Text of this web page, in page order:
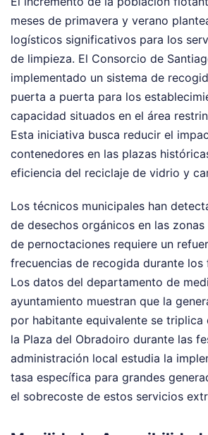
meses de primavera y verano
logísticos significativos para los
de limpieza. El Consorcio de
implementado un sistema de
puerta a puerta para los
capacidad situados en el área
Esta iniciativa busca reducir el
contenedores en las plazas
eficiencia del reciclaje de vidrio y
Los técnicos municipales han
de desechos orgánicos en las
de pernoctaciones requiere un
frecuencias de recogida durante los
Los datos del departamento de
ayuntamiento muestran que la
por habitante equivalente se triplica
la Plaza del Obradoiro durante las
administración local estudia la
tasa específica para grandes
el sobrecoste de estos servicios